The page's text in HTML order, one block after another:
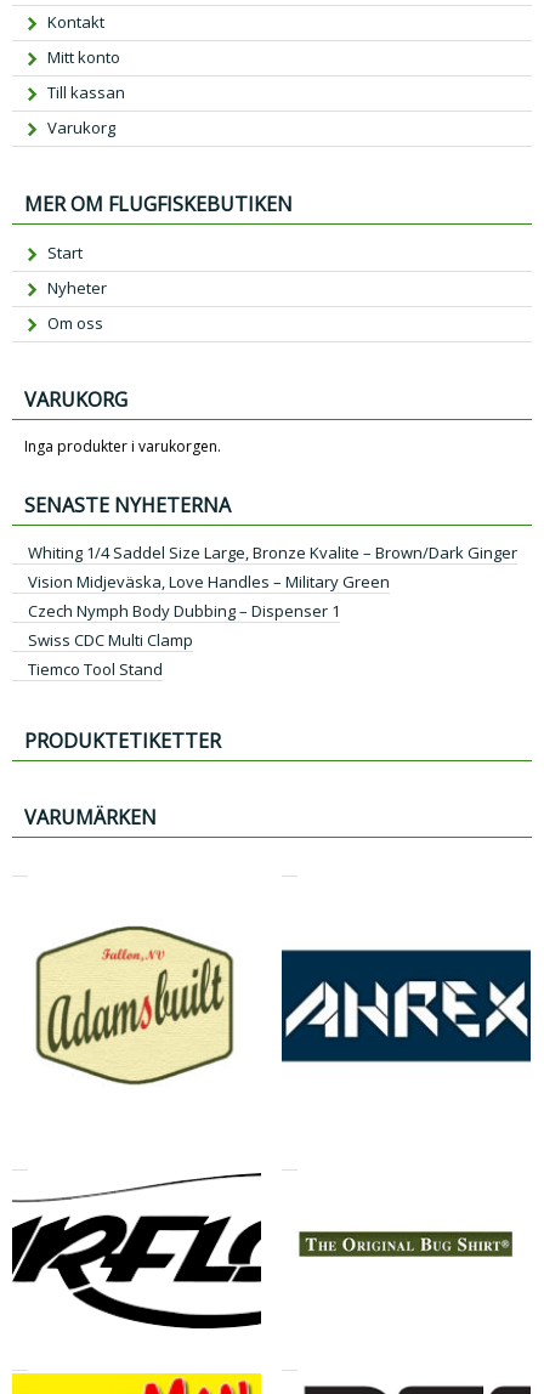
Kontakt
Mitt konto
Till kassan
Varukorg
MER OM FLUGFISKEBUTIKEN
Start
Nyheter
Om oss
VARUKORG
Inga produkter i varukorgen.
SENASTE NYHETERNA
Whiting 1/4 Saddel Size Large, Bronze Kvalite – Brown/Dark Ginger
Vision Midjeväska, Love Handles – Military Green
Czech Nymph Body Dubbing – Dispenser 1
Swiss CDC Multi Clamp
Tiemco Tool Stand
PRODUKTETIKETTER
VARUMÄRKEN